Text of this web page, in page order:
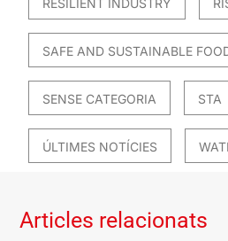
RESILIENT INDUSTRY
SAFE AND SUSTAINABLE
SENSE CATEGORIA STA
ÚLTIMES NOTÍCIES
Articles relacionats